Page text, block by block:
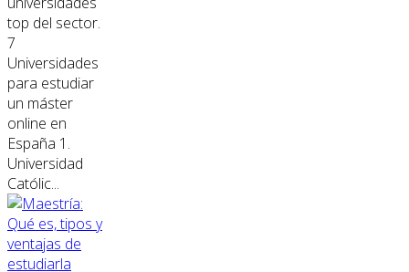
top del sector.
7
Universidades
para estudiar
un máster
online en
España 1.
Universidad
Católic...